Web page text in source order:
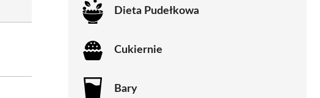
Dieta Pudełkowa
Cukiernie
Bary